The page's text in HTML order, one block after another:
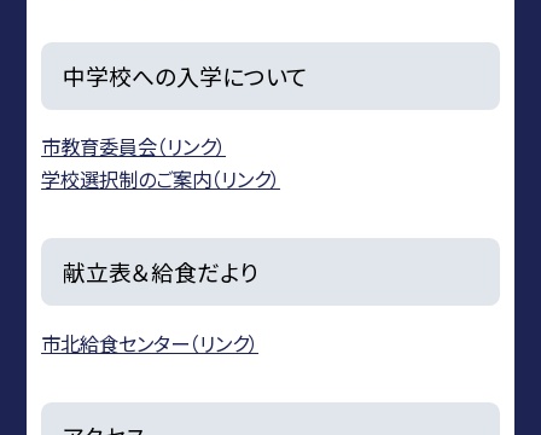
中学校への入学について
市教育委員会（リンク）
学校選択制のご案内（リンク）
献立表＆給食だより
市北給食センター（リンク）